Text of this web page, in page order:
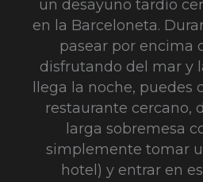
un desayuno tardío
en la Barceloneta.
pasear por encima
disfrutando del mar y
llega la noche, puedes
restaurante cercano,
larga sobremesa
simplemente tomar
hotel) y entrar en